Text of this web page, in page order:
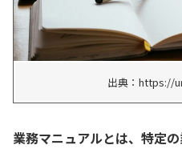
出典：https://
業務マニュアルとは、特定